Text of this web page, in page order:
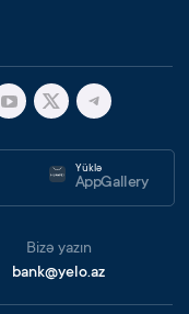
Yüklə
AppGallery
Bizə yazın
bank@yelo.az